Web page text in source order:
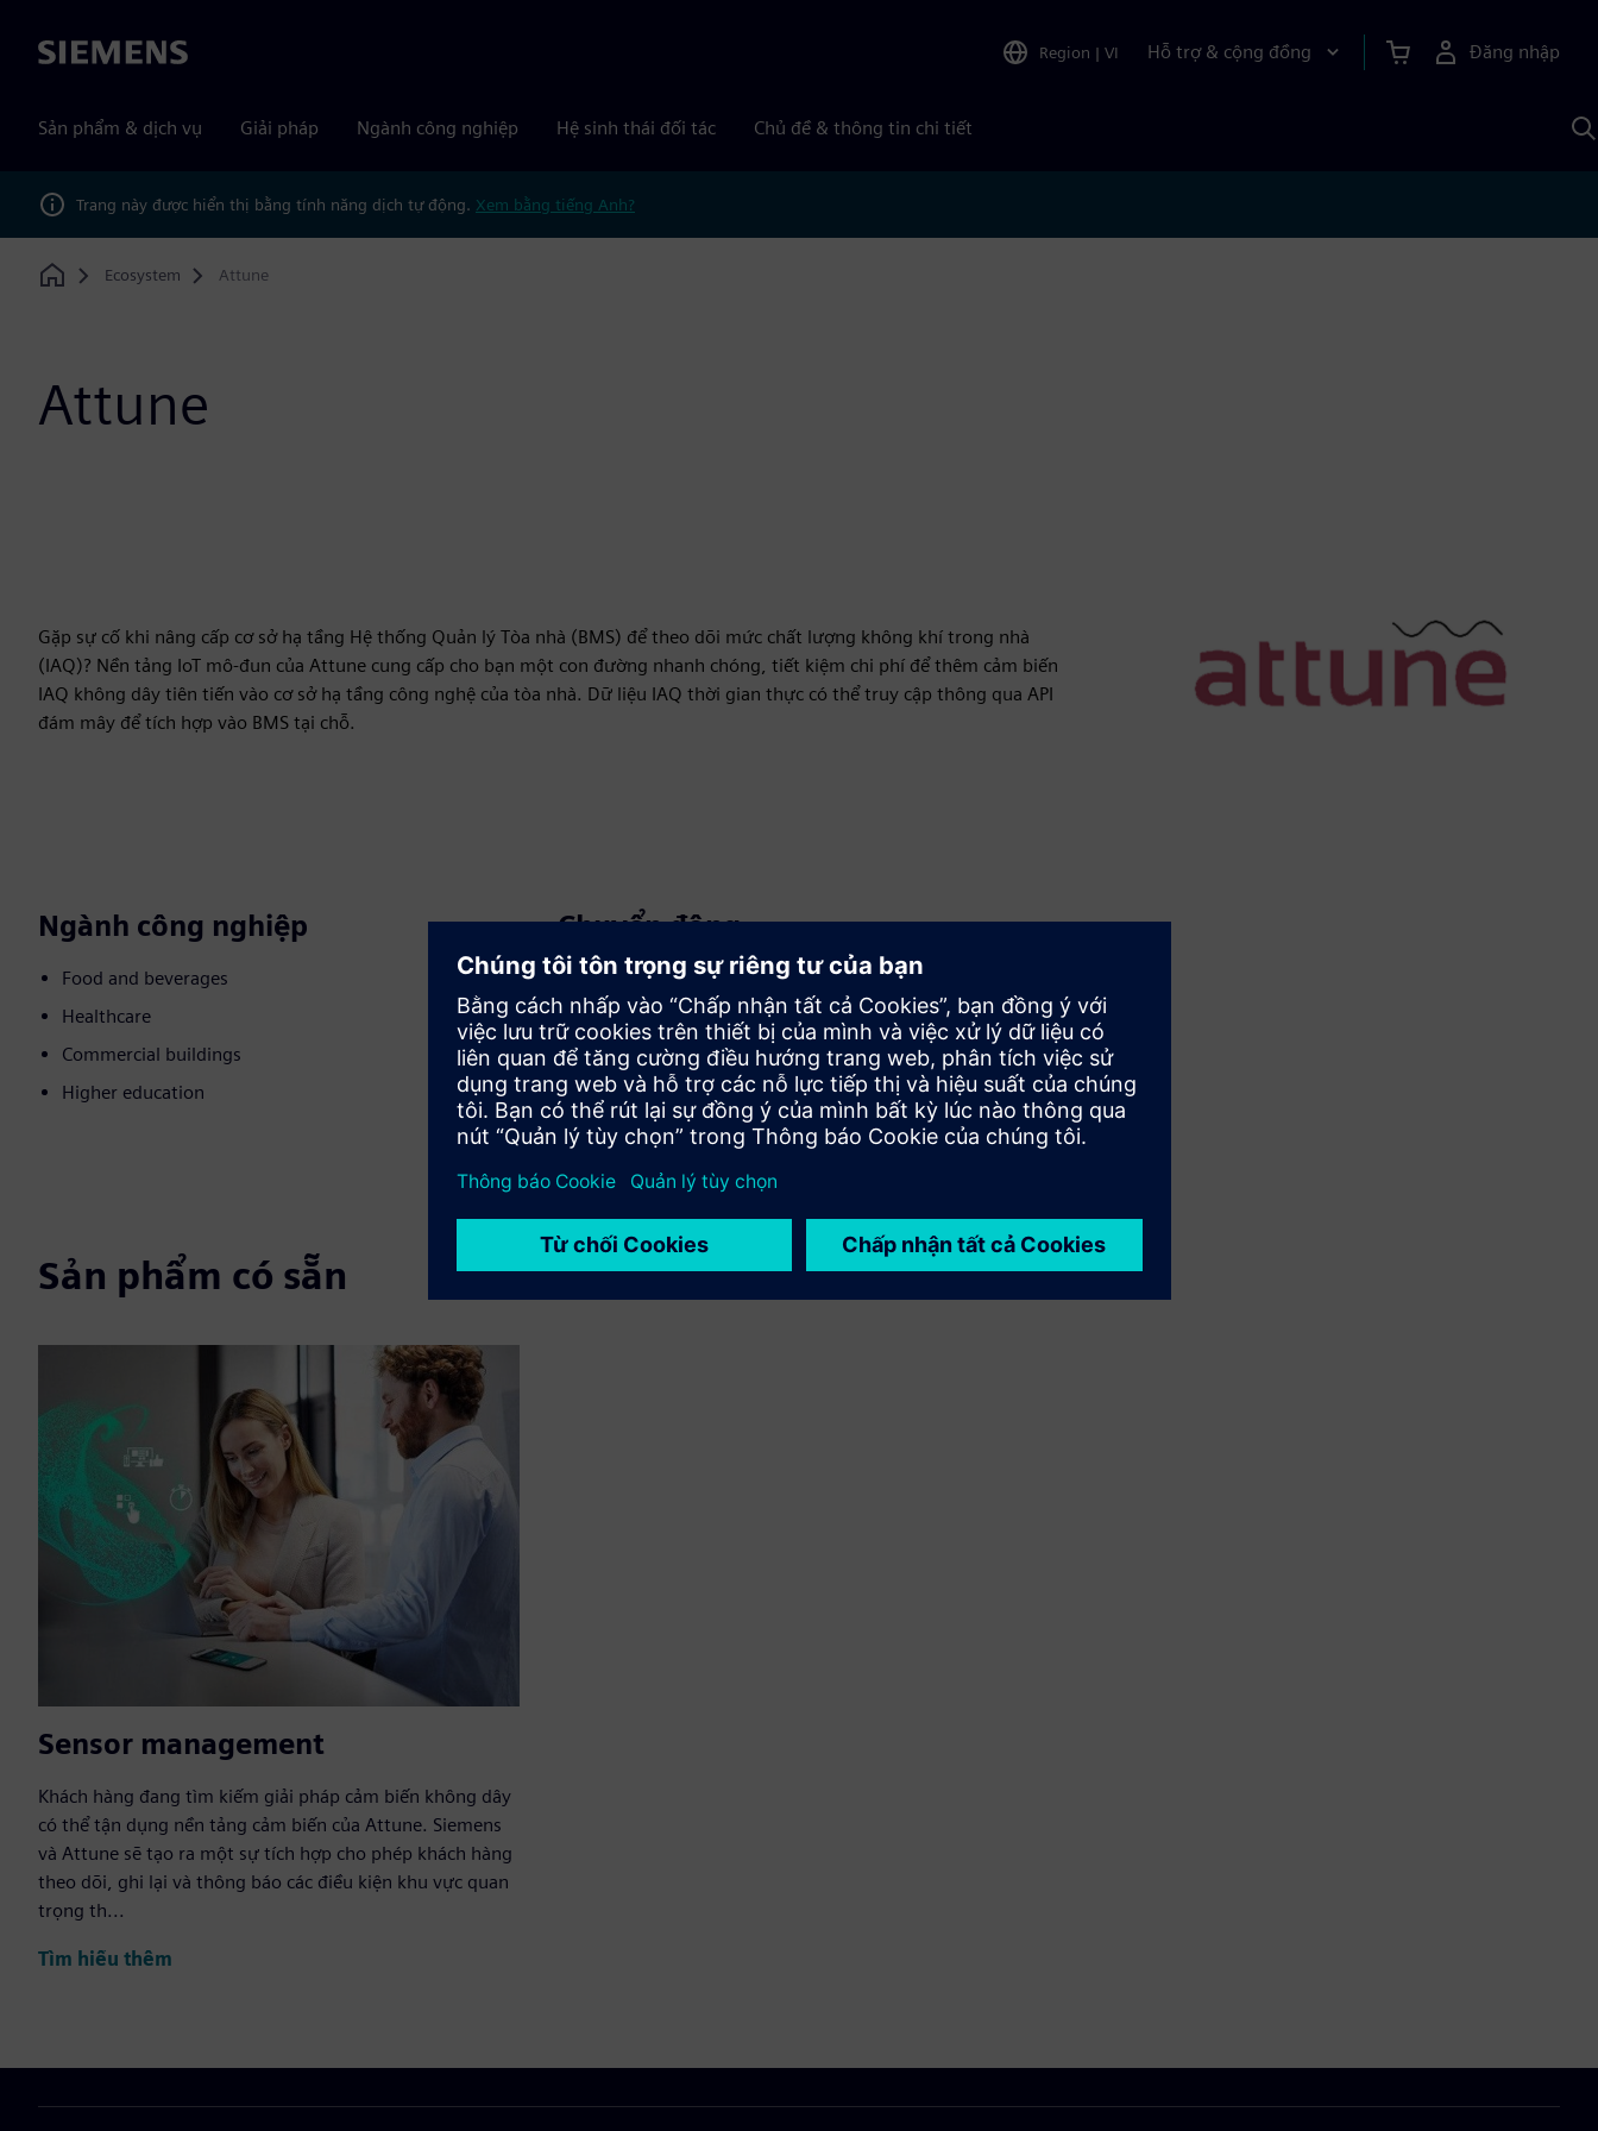
Siemens Region | VI Hỗ trợ & cộng đồng Đăng nhập
Sản phẩm & dịch vụ Giải pháp Ngành công nghiệp Hệ sinh thái đối tác Chủ đề & thông tin chi tiết
Trang này được hiển thị bằng tính năng dịch tự động. Xem bằng tiếng Anh?
Home
Ecosystem Attune
Attune
Gặp sự cố khi nâng cấp cơ sở hạ tầng Hệ thống Quản lý Tòa nhà (BMS) để theo dõi mức chất lượng không khí trong nhà
(IAQ)? Nền tảng IoT mô-đun của Attune cung cấp cho bạn một con đường nhanh chóng, tiết kiệm chi phí để thêm cảm biến
IAQ không dây tiên tiến vào cơ sở hạ tầng công nghệ của tòa nhà. Dữ liệu IAQ thời gian thực có thể truy cập thông qua API
đám mây để tích hợp vào BMS tại chỗ.
Ngành công nghiệp
Food and beverages
Healthcare
Commercial buildings
Higher education
Chuyển động
Build
Mở rộng hoặc xây dựng dựa trên sản phẩm/giải pháp
Siemens Xcelerator bằng cách xây dựng một sản phẩm
mới hoặc tạo ra một giải pháp khách hàng mới thông qua
việc tích hợp sản phẩm Siemens Xcelerator và sản phẩm
của riêng bạn
Sản phẩm có sẵn
Sensor management
Khách hàng đang tìm kiếm giải pháp cảm biến không dây
có thể tận dụng nền tảng cảm biến của Attune. Siemens
và Attune sẽ tạo ra một sự tích hợp cho phép khách hàng
theo dõi, ghi lại và thông báo các điều kiện khu vực quan
trọng th...
Tìm hiểu thêm